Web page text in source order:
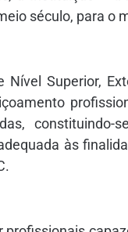
século, para o
Nível Superior,
às